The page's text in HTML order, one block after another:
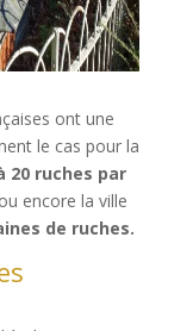
ont une
le cas pour la
20 ruches par
encore la ville
de ruches.